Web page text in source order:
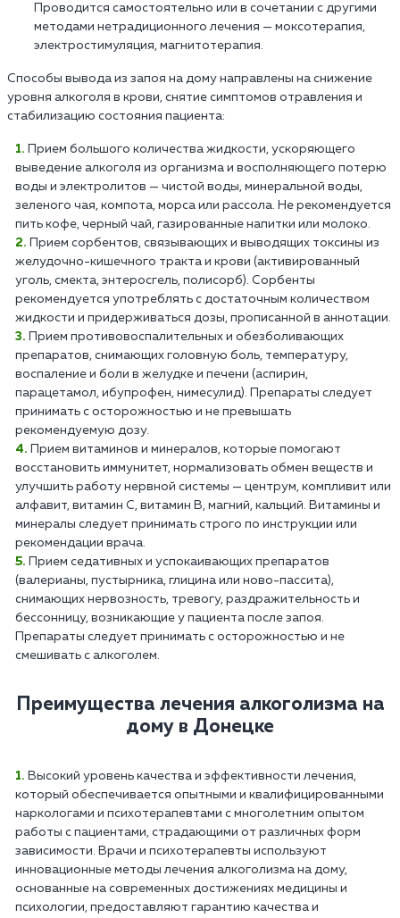
Проводится самостоятельно или в сочетании с другими
методами нетрадиционного лечения — моксотерапия,
электростимуляция, магнитотерапия.
Способы вывода из запоя на дому направлены на снижение
уровня алкоголя в крови, снятие симптомов отравления и
стабилизацию состояния пациента:
Прием большого количества жидкости, ускоряющего
выведение алкоголя из организма и восполняющего потерю
воды и электролитов — чистой воды, минеральной воды,
зеленого чая, компота, морса или рассола. Не рекомендуется
пить кофе, черный чай, газированные напитки или молоко.
Прием сорбентов, связывающих и выводящих токсины из
желудочно-кишечного тракта и крови (активированный
уголь, смекта, энтеросгель, полисорб). Сорбенты
рекомендуется употреблять с достаточным количеством
жидкости и придерживаться дозы, прописанной в аннотации.
Прием противовоспалительных и обезболивающих
препаратов, снимающих головную боль, температуру,
воспаление и боли в желудке и печени (аспирин,
парацетамол, ибупрофен, нимесулид). Препараты следует
принимать с осторожностью и не превышать
рекомендуемую дозу.
Прием витаминов и минералов, которые помогают
восстановить иммунитет, нормализовать обмен веществ и
улучшить работу нервной системы — центрум, компливит или
алфавит, витамин С, витамин В, магний, кальций. Витамины и
минералы следует принимать строго по инструкции или
рекомендации врача.
Прием седативных и успокаивающих препаратов
(валерианы, пустырника, глицина или ново-пассита),
снимающих нервозность, тревогу, раздражительность и
бессонницу, возникающие у пациента после запоя.
Препараты следует принимать с осторожностью и не
смешивать с алкоголем.
Преимущества лечения алкоголизма на
дому в Донецке
Высокий уровень качества и эффективности лечения,
который обеспечивается опытными и квалифицированными
наркологами и психотерапевтами с многолетним опытом
работы с пациентами, страдающими от различных форм
зависимости. Врачи и психотерапевты используют
инновационные методы лечения алкоголизма на дому,
основанные на современных достижениях медицины и
психологии, предоставляют гарантию качества и